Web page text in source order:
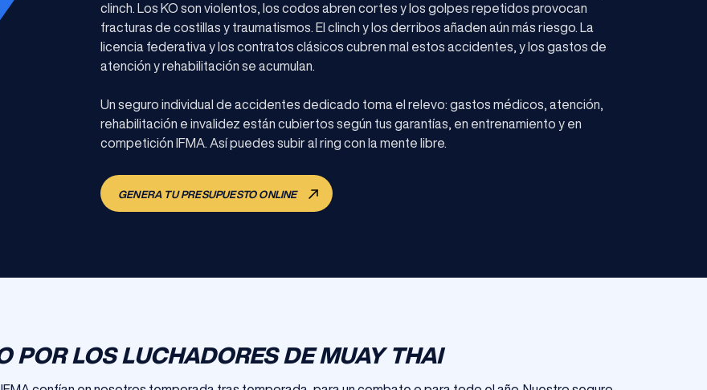
clinch. Los KO son violentos, los codos abren cortes y los golpes repetidos provocan
fracturas de costillas y traumatismos. El clinch y los derribos añaden aún más riesgo. La
licencia federativa y los contratos clásicos cubren mal estos accidentes, y los gastos de
atención y rehabilitación se acumulan.
Un seguro individual de accidentes dedicado toma el relevo: gastos médicos, atención,
rehabilitación e invalidez están cubiertos según tus garantías, en entrenamiento y en
competición IFMA. Así puedes subir al ring con la mente libre.
GENERA TU PRESUPUESTO ONLINE
POR LOS LUCHADORES DE MUAY THAI